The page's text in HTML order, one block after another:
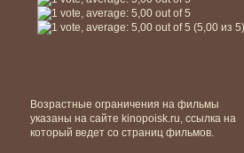
(5,00 из 5)
Возрастные ограничения на фильмы
указаны на сайте kinopoisk.ru, ссылка на
который ведет со страниц фильмов.